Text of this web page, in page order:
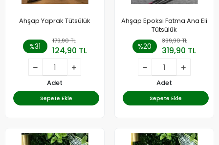
Ahşap Yaprak Tütsülük
%31
179,90 TL
124,90 TL
Adet
Sepete Ekle
Ahşap Epoksi Fatma Ana Eli
Tütsülük
%20
399,90 TL
319,90 TL
Adet
Sepete Ekle